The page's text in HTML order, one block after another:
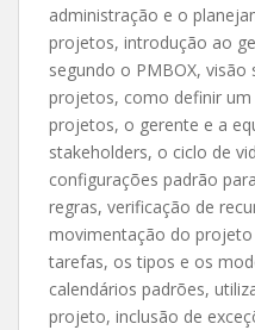
administração e o
projetos, introdução ao
segundo o PMBOX,
projetos, como definir
projetos, o gerente e a
stakeholders, o ciclo de
configurações padrão
regras, verificação de
movimentação do
tarefas, os tipos e os
calendários padrões,
projeto, inclusão de